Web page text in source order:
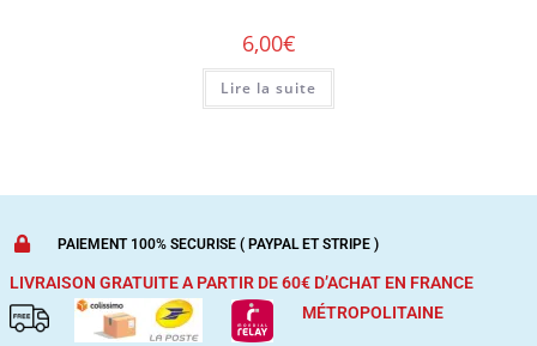
6,00€
Lire la suite
PAIEMENT 100% SECURISE ( PAYPAL ET STRIPE )
LIVRAISON GRATUITE A PARTIR DE 60€ D’ACHAT EN FRANCE
MÉTROPOLITAINE